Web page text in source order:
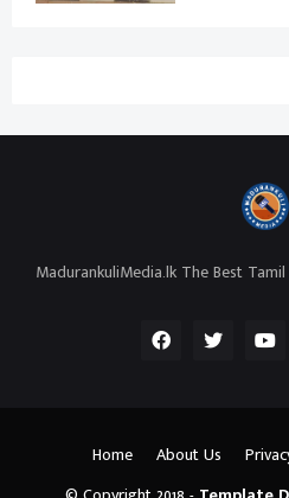
MadurankuliMedia.lk The Best
Home About Us